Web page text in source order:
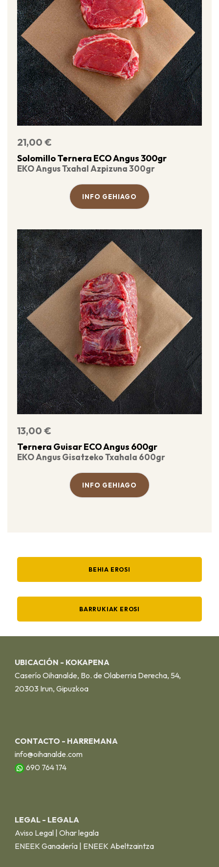
21,00 €
Solomillo Ternera ECO Angus 300gr
EKO Angus Txahal Azpizuna 300gr
INFO GEHIAGO
13,00 €
Ternera Guisar ECO Angus 600gr
EKO Angus Gisatzeko Txahala 600gr
INFO GEHIAGO
BEHIA EROSI
BARRUKIAK EROSI
UBICACIÓN - KOKAPENA
Caserío Oihanalde, Bo. de Olaberria Derecha, 54,
20303 Irun, Gipuzkoa
CONTACTO - HARREMANA
info@oihanalde.com
690 764 174
LEGAL - LEGALA
Aviso Legal | Ohar legala
ENEEK Ganadería | ENEEK Abeltzaintza